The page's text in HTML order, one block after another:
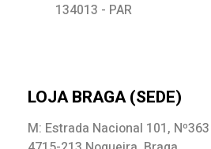
134013 - PAR
LOJA BRAGA (SEDE)
M: Estrada Nacional 101, Nº363